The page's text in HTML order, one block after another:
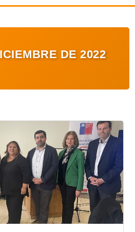
DE 2022